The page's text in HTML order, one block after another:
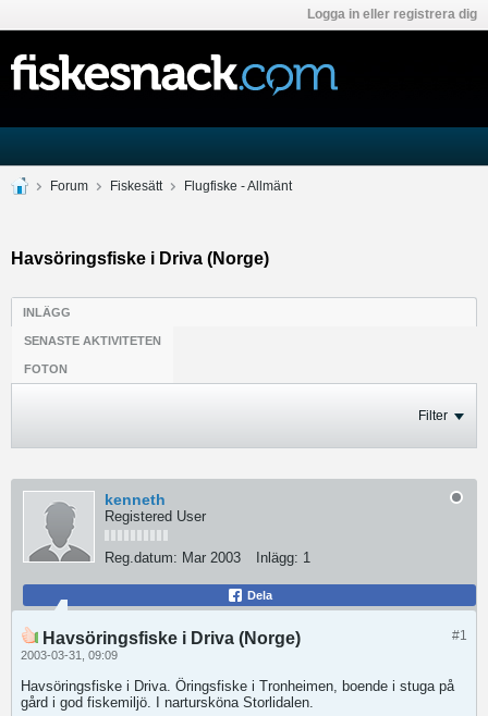
Logga in eller registrera dig
Forum Fiskesätt Flugfiske - Allmänt
Havsöringsfiske i Driva (Norge)
INLÄGG
SENASTE AKTIVITETEN
FOTON
Filter
kenneth
Registered User
Reg.datum: Mar 2003 Inlägg: 1
Dela
#1
Havsöringsfiske i Driva (Norge)
2003-03-31, 09:09
Havsöringsfiske i Driva. Öringsfiske i Tronheimen, boende i stuga på
gård i god fiskemiljö. I nartursköna Storlidalen.